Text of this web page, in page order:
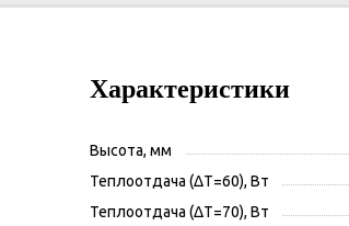
Характеристики
Высота, мм
Теплоотдача (ΔT=60), Вт
Теплоотдача (ΔT=70), Вт